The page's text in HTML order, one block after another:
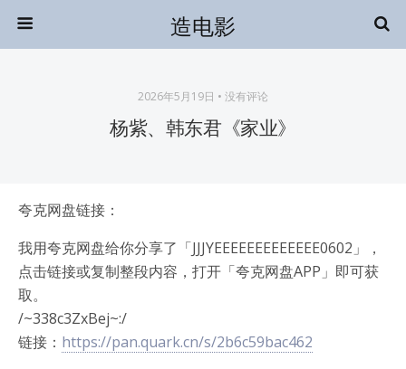
造电影
2026年5月19日 • 没有评论
杨紫、韩东君《家业》
夸克网盘链接：
我用夸克网盘给你分享了「JJJYEEEEEEEEEEEEE0602」，
点击链接或复制整段内容，打开「夸克网盘APP」即可获
取。
/~338c3ZxBej~:/
链接： https://pan.quark.cn/s/2b6c59bac462